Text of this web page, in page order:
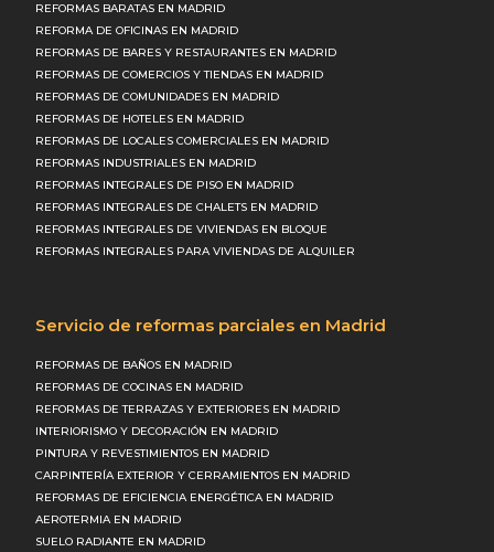
REFORMAS BARATAS EN MADRID
REFORMA DE OFICINAS EN MADRID
REFORMAS DE BARES Y RESTAURANTES EN MADRID
REFORMAS DE COMERCIOS Y TIENDAS EN MADRID
REFORMAS DE COMUNIDADES EN MADRID
REFORMAS DE HOTELES EN MADRID
REFORMAS DE LOCALES COMERCIALES EN MADRID
REFORMAS INDUSTRIALES EN MADRID
REFORMAS INTEGRALES DE PISO EN MADRID
REFORMAS INTEGRALES DE CHALETS EN MADRID
REFORMAS INTEGRALES DE VIVIENDAS EN BLOQUE
REFORMAS INTEGRALES PARA VIVIENDAS DE ALQUILER
Servicio de reformas parciales en Madrid
REFORMAS DE BAÑOS EN MADRID
REFORMAS DE COCINAS EN MADRID
REFORMAS DE TERRAZAS Y EXTERIORES EN MADRID
INTERIORISMO Y DECORACIÓN EN MADRID
PINTURA Y REVESTIMIENTOS EN MADRID
CARPINTERÍA EXTERIOR Y CERRAMIENTOS EN MADRID
REFORMAS DE EFICIENCIA ENERGÉTICA EN MADRID
AEROTERMIA EN MADRID
SUELO RADIANTE EN MADRID